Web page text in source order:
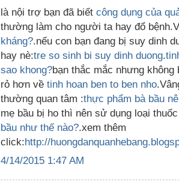
là nội trợ bạn đã biết công dụng của
thường làm cho người ta hay đổ
kháng?.nếu con bạn đang bị suy dinh
hay nè:tre so sinh bi suy dinh duong.
sao khong?bạn thắc mắc nhưng
rỏ hơn về tinh hoan ben to ben nho
thường quan tâm :thực phẩm bà bầu
mẹ bầu bị ho thì nên sử dụng loại
bầu như thế nào?.xem thêm
click:http://
4/14/2015 1:47 AM